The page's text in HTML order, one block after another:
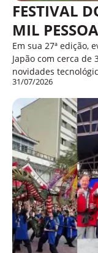
FESTIVAL
MIL
Em sua 27ª edição,
Japão com cerca de
novidades
31/07/2026